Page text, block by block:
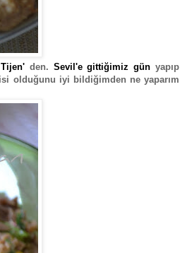
Tijen' den. Sevil'e gittiğimiz gün yapıp
olduğunu iyi bildiğimden ne yaparım